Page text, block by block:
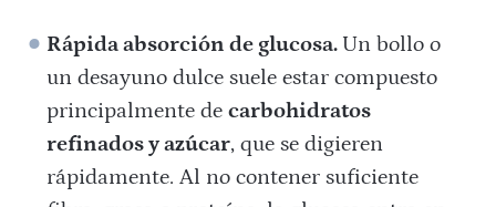
Rápida absorción de glucosa. Un bollo o
un desayuno dulce suele estar compuesto
principalmente decarbohidratos
refinados y azúcar, que se digieren
rápidamente. Al no contener suficiente